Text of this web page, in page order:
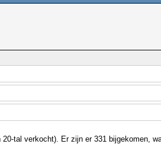
tal verkocht). Er zijn er 331 bijgekomen,